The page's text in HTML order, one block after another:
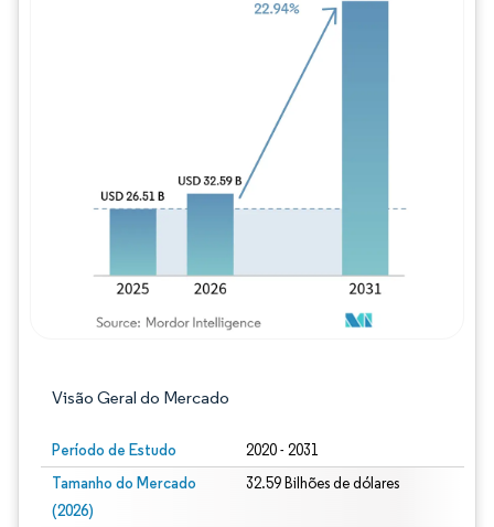
Visão Geral do Mercado
Período de Estudo 2020 - 2031
Tamanho do Mercado
(2026)
32.59 Bilhões de dólares
Imagem © Mordor Intelligence. O reuso